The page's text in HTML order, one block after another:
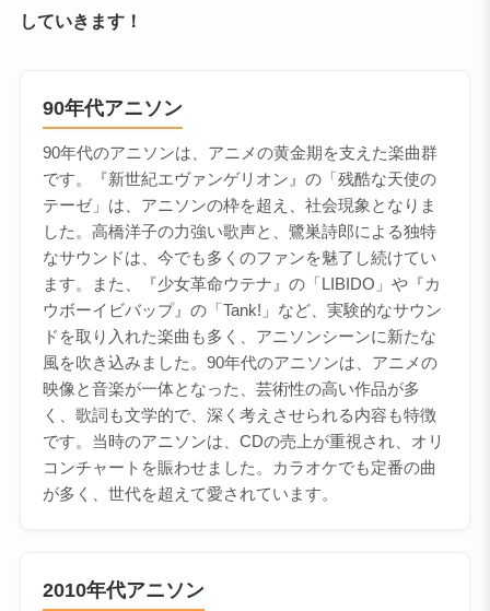
していきます！
90年代アニソン
90年代のアニソンは、アニメの黄金期を支えた楽曲群
です。『新世紀エヴァンゲリオン』の「残酷な天使の
テーゼ」は、アニソンの枠を超え、社会現象となりま
した。高橋洋子の力強い歌声と、鷺巣詩郎による独特
なサウンドは、今でも多くのファンを魅了し続けてい
ます。また、『少女革命ウテナ』の「LIBIDO」や『カ
ウボーイビバップ』の「Tank!」など、実験的なサウン
ドを取り入れた楽曲も多く、アニソンシーンに新たな
風を吹き込みました。90年代のアニソンは、アニメの
映像と音楽が一体となった、芸術性の高い作品が多
く、歌詞も文学的で、深く考えさせられる内容も特徴
です。当時のアニソンは、CDの売上が重視され、オリ
コンチャートを賑わせました。カラオケでも定番の曲
が多く、世代を超えて愛されています。
2010年代アニソン